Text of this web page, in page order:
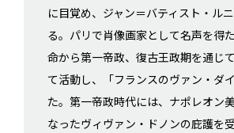
に目覚め、ジャン＝バティスト・ル
る。パリで肖像画家として名声を得
命から第一帝政、復古王政期を通じ
て活動し、「フランスのヴァン・ダ
た。第一帝政時代には、ナポレオン
なったヴィヴァン・ドノンの庇護を